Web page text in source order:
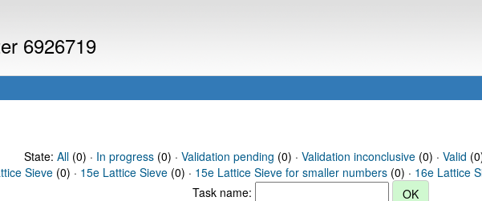
6926719
State: All(0) · In progress(0) · Validation pending (0) · Validation inconclusive(0) · Valid
Sieve (0) · 15e Lattice Sieve (0) · 15e Lattice Sieve for smaller numbers (0) · 16e Lattice
Task name: